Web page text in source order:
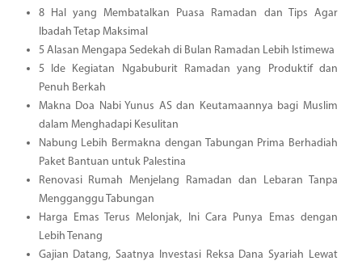
8 Hal yang Membatalkan Puasa Ramadan dan Tips Agar
Ibadah Tetap Maksimal
5 Alasan Mengapa Sedekah di Bulan Ramadan Lebih Istimewa
5 Ide Kegiatan Ngabuburit Ramadan yang Produktif dan
Penuh Berkah
Makna Doa Nabi Yunus AS dan Keutamaannya bagi Muslim
dalam Menghadapi Kesulitan
Nabung Lebih Bermakna dengan Tabungan Prima Berhadiah
Paket Bantuan untuk Palestina
Renovasi Rumah Menjelang Ramadan dan Lebaran Tanpa
Mengganggu Tabungan
Harga Emas Terus Melonjak, Ini Cara Punya Emas dengan
Lebih Tenang
Gajian Datang, Saatnya Investasi Reksa Dana Syariah Lewat